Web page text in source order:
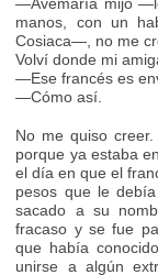
manos, con un
Cosiaca—, no me
Volví donde mi
—Ese francés es
—Cómo así.
No me quiso
porque ya estaba
el día en que el
pesos que le
sacado a su
fracaso y se fue
que había
unirse a algún